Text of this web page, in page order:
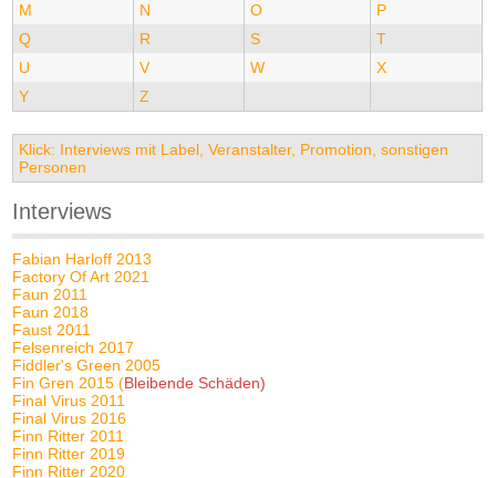
M
N O
P
Q
R S
T
U
V W
X
Y
Z
Klick: Interviews mit Label, Veranstalter, Promotion, sonstigen
Personen
Interviews
Fabian Harloff 2013
Factory Of Art 2021
Faun 2011
Faun 2018
Faust 2011
Felsenreich 2017
Fiddler's Green 2005
Fin Gren 2015 (Bleibende Schäden)
Final Virus 2011
Final Virus 2016
Finn Ritter 2011
Finn Ritter 2019
Finn Ritter 2020